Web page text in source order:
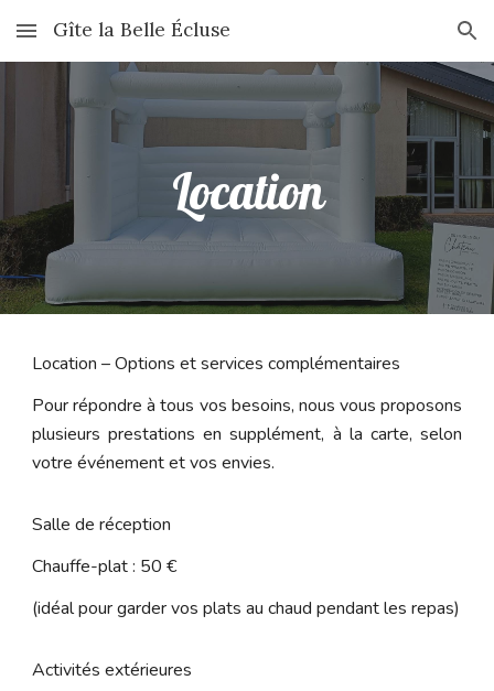
Skip to main content Skip to navigation
Gîte la Belle Écluse
Location
Location – Options et services complémentaires
Pour répondre à tous vos besoins, nous vous proposons
plusieurs prestations en supplément, à la carte, selon
votre événement et vos envies.
Salle de réception
Chauffe-plat : 50 €
(idéal pour garder vos plats au chaud pendant les repas)
Activités extérieures